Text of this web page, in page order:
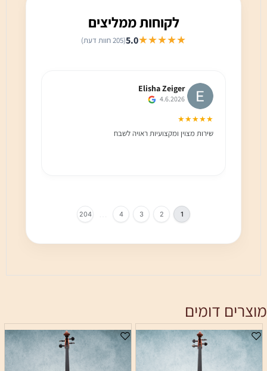
לקוחות ממליצים
★★★★★
5.0(205 חוות דעת)
Elisha Zeiger
4.6.2026
★★★★★
שירות מצוין ומקצועיות ראויה לשבח
1
2
3
4
…
204
מוצרים דומים